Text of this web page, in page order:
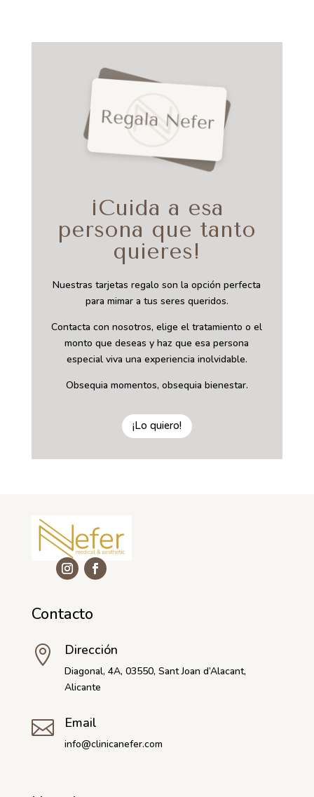
¡Cuida a esa
persona que tanto
quieres!
Nuestras tarjetas regalo son la opción perfecta
para mimar a tus seres queridos.
Contacta con nosotros, elige el tratamiento o el
monto que deseas y haz que esa persona
especial viva una experiencia inolvidable.
Obsequia momentos, obsequia bienestar.
¡Lo quiero!
Contacto
 Dirección
Diagonal, 4A, 03550, Sant Joan d’Alacant,
Alicante
 Email
info@clinicanefer.com